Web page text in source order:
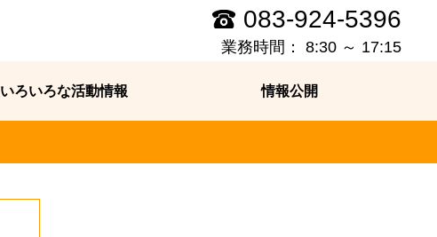
083-924-5396
業務時間： 8:30 ～ 17:15
いろいろな活動情報 情報公開